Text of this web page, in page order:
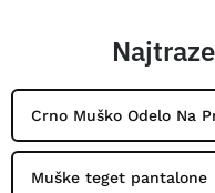
Crno Muško Odelo Na
Muške teget pantalone